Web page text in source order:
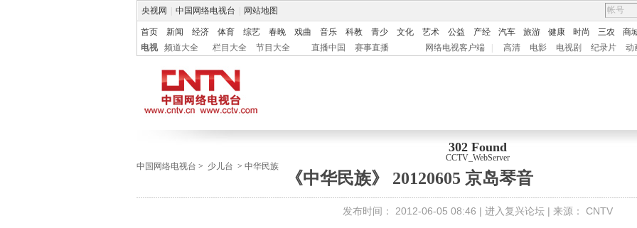
央视网 中国网络电视台 网站地图
首页 新闻 经济 体育 综艺 春晚 戏曲 音乐 科教 青少 文化 艺术 公益 产经 汽车 旅游 健康 时尚 三农 商
电视
频道大全 栏目大全 节目大全 直播中国 赛事直播 网络电视客户端 高清 电影 电视剧 纪录片 动
302 Found
CCTV_WebServer
中国网络电视台 > 少儿台 > 中华民族
《中华民族》 20120605 京岛琴音
发布时间： 2012-06-05 08:46 | 进入复兴论坛 | 来源： CNTV